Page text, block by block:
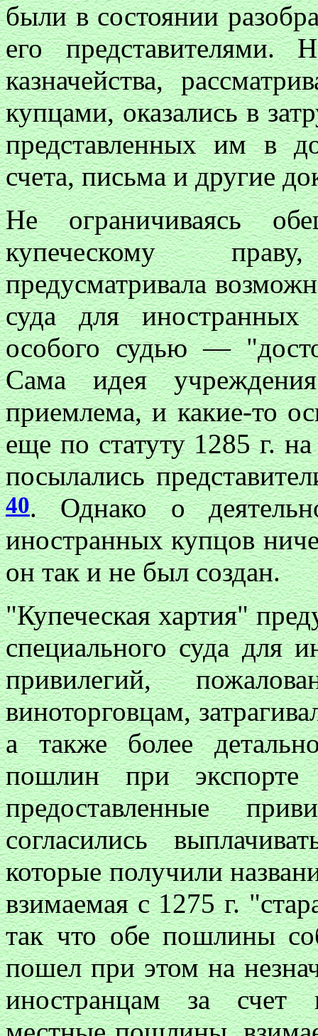
были в состоянии
его
казначейства,
купцами, оказались в
представленных им в
счета, письма и другие
Не ограничиваясь
купеческому
предусматривала
суда для иностранных
особого судью —
Сама идея
приемлема, и какие-то
еще по статуту 1285 г.
посылались
40. Однако о
иностранных купцов
он так и не был создан.
"Купеческая хартия"
специального суда для
привилегий,
виноторговцам,
а также более
пошлин при
предоставленные
согласились
которые получили
взимаемая с 1275 г.
так что обе пошлины
пошел при этом на
иностранцам за счет